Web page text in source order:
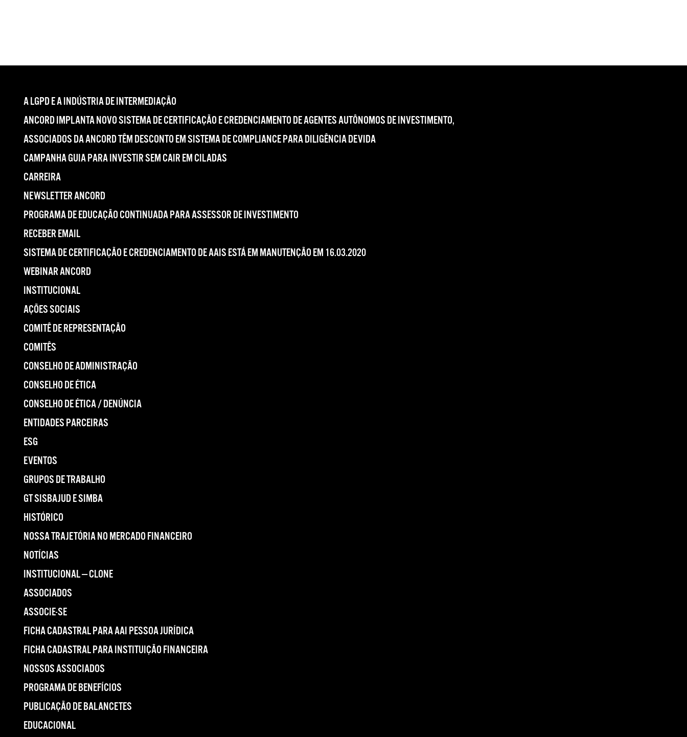
A LGPD E A INDÚSTRIA DE INTERMEDIAÇÃO
ANCORD IMPLANTA NOVO SISTEMA DE CERTIFICAÇÃO E CREDENCIAMENTO DE AGENTES AUTÔNOMOS DE INVESTIMENTO,
ASSOCIADOS DA ANCORD TÊM DESCONTO EM SISTEMA DE COMPLIANCE PARA DILIGÊNCIA DEVIDA
CAMPANHA GUIA PARA INVESTIR SEM CAIR EM CILADAS
CARREIRA
NEWSLETTER ANCORD
PROGRAMA DE EDUCAÇÃO CONTINUADA PARA ASSESSOR DE INVESTIMENTO
RECEBER EMAIL
SISTEMA DE CERTIFICAÇÃO E CREDENCIAMENTO DE AAIS ESTÁ EM MANUTENÇÃO EM 16.03.2020
WEBINAR ANCORD
INSTITUCIONAL
AÇÕES SOCIAIS
COMITÊ DE REPRESENTAÇÃO
COMITÊS
CONSELHO DE ADMINISTRAÇÃO
CONSELHO DE ÉTICA
CONSELHO DE ÉTICA / DENÚNCIA
ENTIDADES PARCEIRAS
ESG
EVENTOS
GRUPOS DE TRABALHO
GT SISBAJUD E SIMBA
HISTÓRICO
NOSSA TRAJETÓRIA NO MERCADO FINANCEIRO
NOTÍCIAS
INSTITUCIONAL — CLONE
ASSOCIADOS
ASSOCIE-SE
FICHA CADASTRAL PARA AAI PESSOA JURÍDICA
FICHA CADASTRAL PARA INSTITUIÇÃO FINANCEIRA
NOSSOS ASSOCIADOS
PROGRAMA DE BENEFÍCIOS
PUBLICAÇÃO DE BALANCETES
EDUCACIONAL